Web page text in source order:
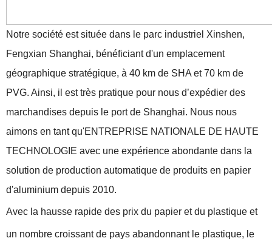
Notre société est située dans le parc industriel Xinshen,
Fengxian Shanghai, bénéficiant d'un emplacement
géographique stratégique, à 40 km de SHA et 70 km de
PVG. Ainsi, il est très pratique pour nous d’expédier des
marchandises depuis le port de Shanghai. Nous nous
aimons en tant qu'ENTREPRISE NATIONALE DE HAUTE
TECHNOLOGIE avec une expérience abondante dans la
solution de production automatique de produits en papier
d'aluminium depuis 2010.
Avec la hausse rapide des prix du papier et du plastique et
un nombre croissant de pays abandonnant le plastique, le